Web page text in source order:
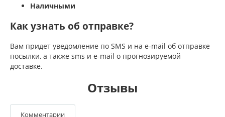
Наличными
Как узнать об отправке?
Вам придет уведомление по SMS и на e-mail об отправке
посылки, а также sms и e-mail о прогнозируемой
доставке.
Отзывы
Комментарии